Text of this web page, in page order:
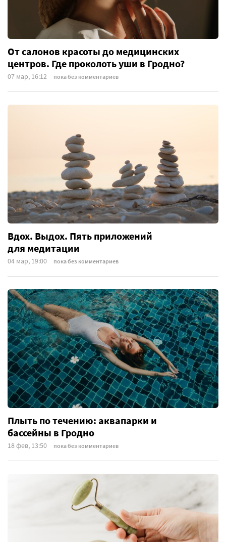
От салонов красоты до медицинских
центров. Где проколоть уши в Гродно?
07 мар, 16:12 пока без комментариев
Вдох. Выдох. Пять приложений
для медитации
04 мар, 19:00 пока без комментариев
Плыть по течению: аквапарки и
бассейны в Гродно
18 фев, 13:50 пока без комментариев